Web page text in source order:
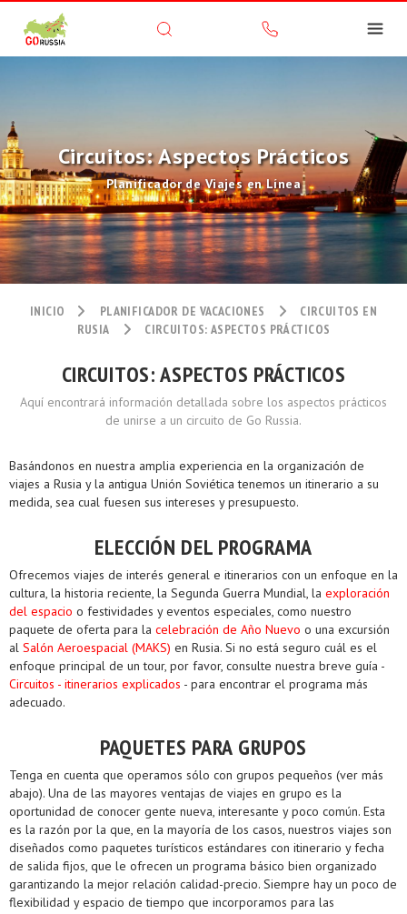
Circuitos: Aspectos Prácticos
Planificador de Viajes en Línea
INICIO PLANIFICADOR DE VACACIONES
CIRCUITOS EN
RUSIA
CIRCUITOS: ASPECTOS PRÁCTICOS
CIRCUITOS: ASPECTOS PRÁCTICOS
Aquí encontrará información detallada sobre los aspectos prácticos
de unirse a un circuito de Go Russia.
Basándonos en nuestra amplia experiencia en la organización de
viajes a Rusia y la antigua Unión Soviética tenemos un itinerario a su
medida, sea cual fuesen sus intereses y presupuesto.
ELECCIÓN DEL PROGRAMA
Ofrecemos viajes de interés general e itinerarios con un enfoque en la
cultura, la historia reciente, la Segunda Guerra Mundial, la exploración
del espacio o festividades y eventos especiales, como nuestro
paquete de oferta para la celebración de Año Nuevo o una excursión
al Salón Aeroespacial (MAKS) en Rusia. Si no está seguro cuál es el
enfoque principal de un tour, por favor, consulte nuestra breve guía -
Circuitos - itinerarios explicados - para encontrar el programa más
adecuado.
PAQUETES PARA GRUPOS
Tenga en cuenta que operamos sólo con grupos pequeños (ver más
abajo). Una de las mayores ventajas de viajes en grupo es la
oportunidad de conocer gente nueva, interesante y poco común. Esta
es la razón por la que, en la mayoría de los casos, nuestros viajes son
diseñados como paquetes turísticos estándares con itinerario y fecha
de salida fijos, que le ofrecen un programa básico bien organizado
garantizando la mejor relación calidad-precio. Siempre hay un poco de
flexibilidad y espacio de tiempo que incorporamos para las